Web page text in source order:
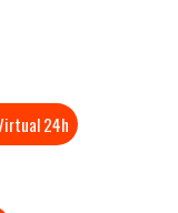
24h